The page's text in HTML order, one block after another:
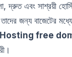
দ্রুত এবং সাশ্রয়ী
জন্য বাজেটের
Hosting free